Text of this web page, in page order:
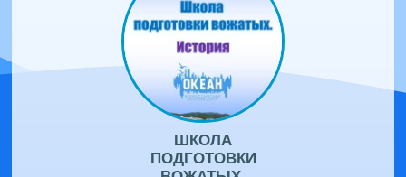
ШКОЛА
ПОДГОТОВКИ